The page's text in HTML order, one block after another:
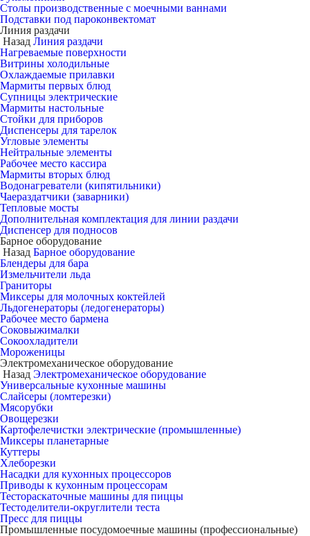
Столы производственные с моечными ваннами
Подставки под пароконвектомат
Линия раздачи
Назад Линия раздачи
Нагреваемые поверхности
Витрины холодильные
Охлаждаемые прилавки
Мармиты первых блюд
Супницы электрические
Мармиты настольные
Стойки для приборов
Диспенсеры для тарелок
Угловые элементы
Нейтральные элементы
Рабочее место кассира
Мармиты вторых блюд
Водонагреватели (кипятильники)
Чаераздатчики (заварники)
Тепловые мосты
Дополнительная комплектация для линии раздачи
Диспенсер для подносов
Барное оборудование
Назад Барное оборудование
Блендеры для бара
Измельчители льда
Граниторы
Миксеры для молочных коктейлей
Льдогенераторы (ледогенераторы)
Рабочее место бармена
Соковыжималки
Сокоохладители
Мороженицы
Электромеханическое оборудование
Назад Электромеханическое оборудование
Универсальные кухонные машины
Слайсеры (ломтерезки)
Мясорубки
Овощерезки
Картофелечистки электрические (промышленные)
Миксеры планетарные
Куттеры
Хлеборезки
Насадки для кухонных процессоров
Приводы к кухонным процессорам
Тестораскаточные машины для пиццы
Тестоделители-округлители теста
Пресс для пиццы
Промышленные посудомоечные машины (профессиональные)